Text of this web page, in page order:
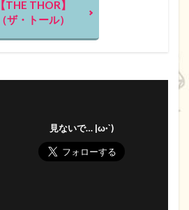
【THE THOR】
（ザ・トール）
見ないで… |ω·`)